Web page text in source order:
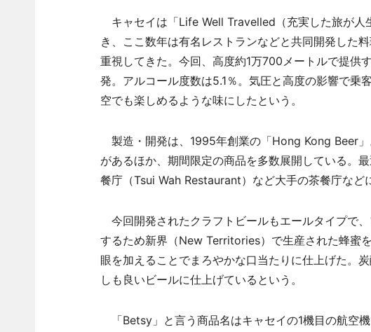
キャセイは「Life Well Travelled（充実した旅が人
き、ここ数年は有名レストランなどと共同開発した
重視してきた。今回、高度約1万700メートルで提供
発。アルコール度数は5.1％。気圧と高度の影響で乗
空でも楽しめるような味にしたという。
製造・開発は、1995年創業の「Hong Kong Beer
があるほか、期間限定の商品を多数展開している。
餐庁（Tsui Wah Restaurant）など大手の茶餐庁など
今回開発されたクラフトビールもエールタイプで
するため新界（New Territories）で生産された蜂蜜
眼を加えることでまろやかな口当たりに仕上げた。
しも良いビールに仕上げているという。
「Betsy」と言う商品名はキャセイの1機目の航空